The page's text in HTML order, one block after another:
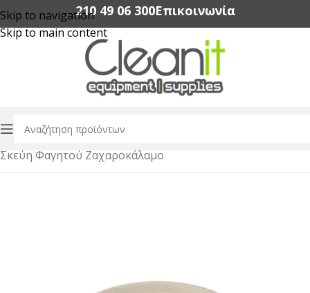
Skip to navigation
Skip to main content
210 49 06 300‬Επικοινωνία
Αρχική σελίδα/Συσκευασία Τροφίμων
Σκεύη Φαγητού Ζαχαροκάλαμο